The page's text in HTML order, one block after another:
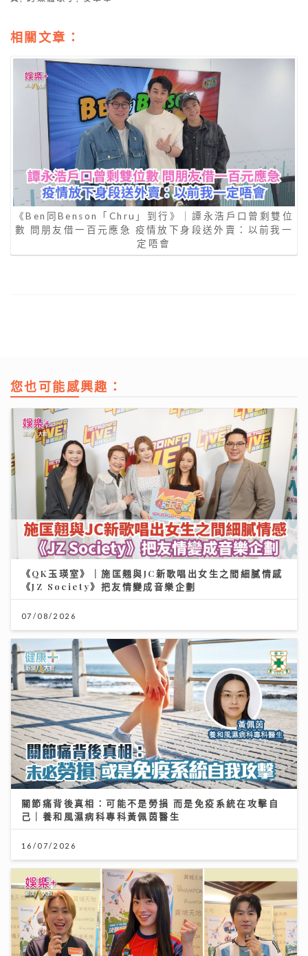
相關文章：
《Ben同Benson「Chru」到行》｜譚永浩戶口曾剩雙位
數 問朋友借一百元應急 疫情放下身段送外賣：以前我一
定唔會
您也可能感興趣：
《QK玉瑛室》｜施匡翹與JC新歌唱出女生之間細膩情感
《JZ Society》把友情變成音樂企劃
07/08/2026
關節痛背後真相：可能不是勞損 而是免疫系統在攻擊自
己｜養和風濕病科專科黃佩茵醫生
16/07/2026